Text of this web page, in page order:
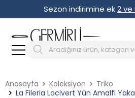
Sezon indirimine ek2 ve
Anasayfa Koleksiyon
Triko
La Fileria Lacivert Yün Amalfi